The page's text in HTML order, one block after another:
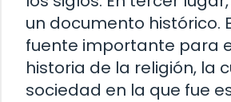
un documento histórico.
fuente importante para
historia de la religión, la
sociedad en la que fue